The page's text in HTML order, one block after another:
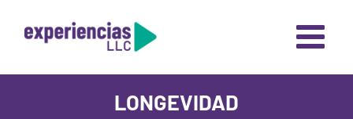
LONGEVIDAD